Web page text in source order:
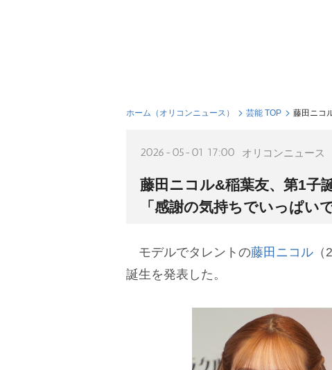
ホーム（オリコンニュース） 芸能 TOP 藤田ニコ
2026-05-01 17:00 オリコンニュース
藤田ニコル&稲葉友、第1子
「感謝の気持ちでいっぱい
モデルでタレントの藤田ニコル
誕生を発表した。